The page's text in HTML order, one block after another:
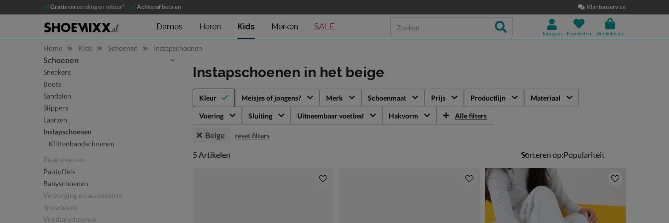
Gratisverzending en retour* Achteraf betalen Klantenservice
Dames Heren Kids Merken SALE
Inloggen Favorieten Winkelmand
Home Kids Schoenen Instapschoenen
Sla categorieën over
Schoenen
Sneakers
Boots
Sandalen
Slippers
Laarzen
Instapschoenen
Klittenbandschoenen
Regenlaarzen
Pantoffels
Babyschoenen
Verzorging en accessoires
Snowboots
Voetbalschoenen
Instapschoenen in het beige
Kleur Meisjes of jongens? Merk Schoenmaat Prijs Productlijn Materiaal
Voering Sluiting Uitneembaar voetbed Hakvorm Alle filters
Beige reset filters
5 artikelen
5 Artikelen Sorteren op: